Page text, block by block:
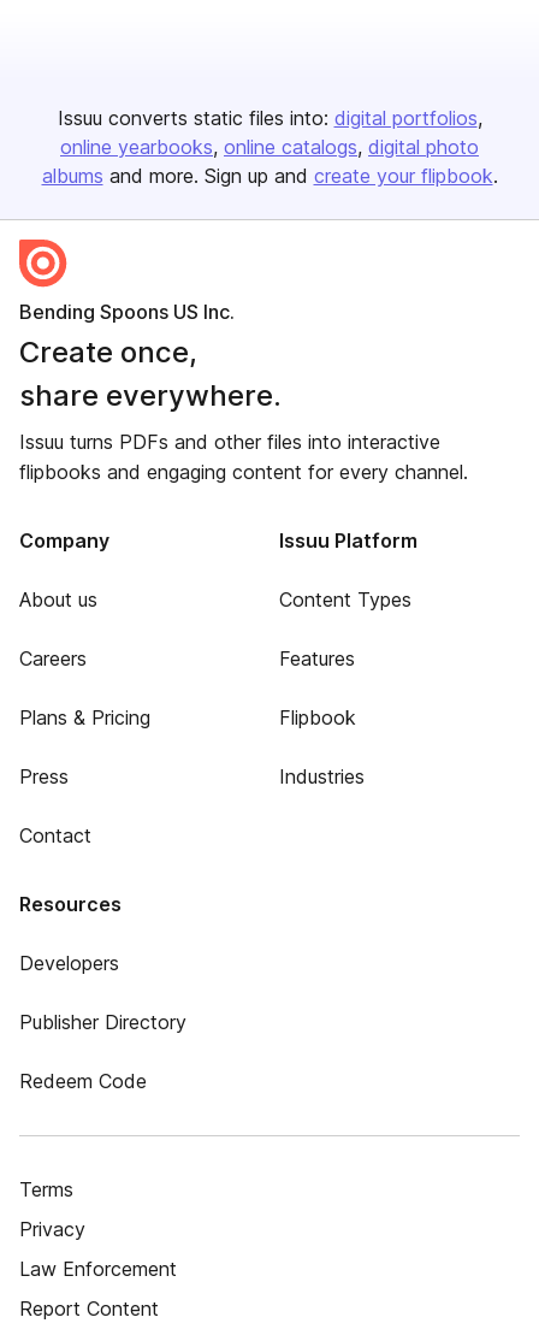
Issuu converts static files into: digital portfolios
online yearbooks online catalogs digital photo
albums and more. Sign up and create your flipbook.
Bending Spoons US Inc.
Create once,
share everywhere.
Issuu turns PDFs and other files into interactive
flipbooks and engaging content for every channel.
Company
About us
Careers
Plans & Pricing
Press
Contact
Issuu Platform
Content Types
Features
Flipbook
Industries
Resources
Developers
Publisher Directory
Redeem Code
Terms
Privacy
Law Enforcement
Report Content